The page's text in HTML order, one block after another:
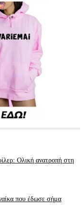
Ολική ανατροπή στη
που έδωσε σήμα